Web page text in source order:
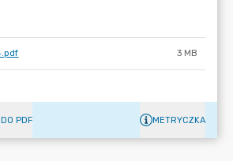
3 MB
PDF METRYCZKA